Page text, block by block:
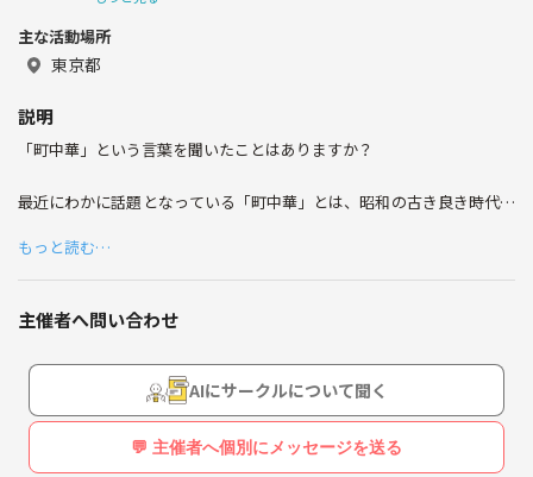
よく優しい、腰が低い、良い人そうと言われます。
イベンターでもなんでもなく、休みの日に遊べる趣味友が
仲良くしてください^ ^
主な活動場所
東京都
説明
「町中華」という言葉を聞いたことはありますか？
最近にわかに話題となっている「町中華」とは、昭和の古き良き時代か
安くて、美味しくて、ボリュームがあって、気軽に通える「町の中華屋
さん」を指します。
そんな「町中華」を皆んなで開拓しませんか？
主催は中華好きですが、詳しいわけではないです。
ただ、自分でよく中華料理は作ります！
でも1人で開拓していくのは心細いので、興味持ってくれた方々と一緒
もっと読む…
主催者へ問い合わせ
AIにサークルについて聞く
💬 主催者へ個別にメッセージを送る